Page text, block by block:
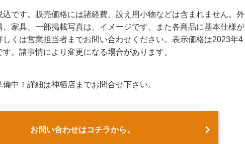
です。販売価格には諸経費、設え用小物などは含まれません。外
、家具、一部掲載写真は、イメージです。また各商品に基本仕様が
しくは営業担当者までお問い合わせください。表示価格は2023年4
す。諸事情により変更になる場合があります。
中！詳細は神栖店までお問合せ下さい。
お問い合わせはコチラから。